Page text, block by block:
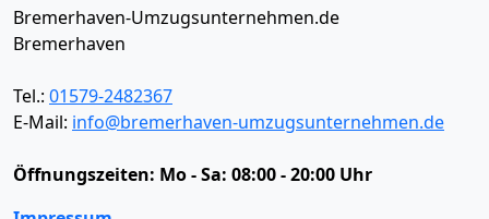
Bremerhaven-Umzugsunternehmen.de
Bremerhaven
Tel.: 01579-2482367
E-Mail: info@bremerhaven-umzugsunternehmen.de
Öffnungszeiten: Mo - Sa: 08:00 - 20:00 Uhr